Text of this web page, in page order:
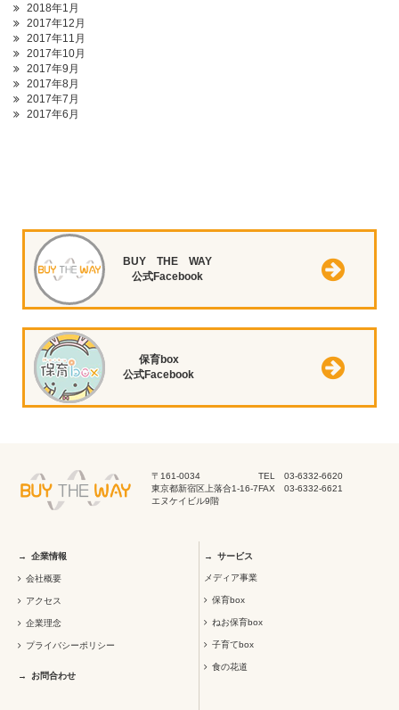
2018年1月
2017年12月
2017年11月
2017年10月
2017年9月
2017年8月
2017年7月
2017年6月
BUY THE WAY
公式Facebook
保育box
公式Facebook
〒161-0034
東京都新宿区上落合1-16-7
エヌケイビル9階
TEL 03-6332-6620
FAX 03-6332-6621
企業情報
会社概要
アクセス
企業理念
プライバシーポリシー
お問合わせ
サービス
メディア事業
保育box
ねお保育box
子育てbox
食の花道